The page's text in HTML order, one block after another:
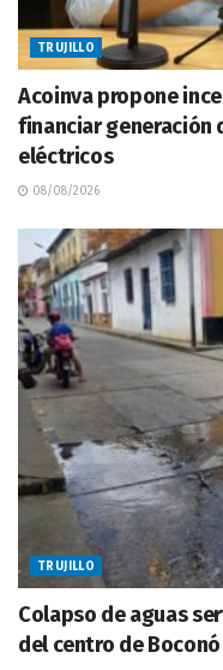
TRUJILLO
Acoinva propone
financiar generación
eléctricos
08/08/2026
TRUJILLO
Colapso de aguas
del centro de Boconó